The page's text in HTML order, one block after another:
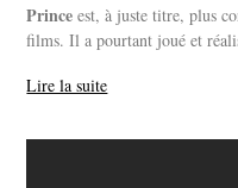
Prince est, à juste titre, plus
films. Il a pourtant joué et
Lire la suite